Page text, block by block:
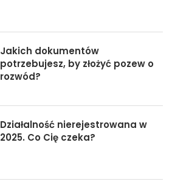
Jakich dokumentów
potrzebujesz, by złożyć pozew o
rozwód?
Działalność nierejestrowana w
2025. Co Cię czeka?